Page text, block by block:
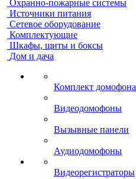
Охранно-пожарные системы
Источники питания
Сетевое оборудование
Комплектующие
Шкафы, щиты и боксы
Дом и дача
Комплект домофона
Видеодомофоны
Вызывные панели
Аудиодомофоны
Видеорегистраторы